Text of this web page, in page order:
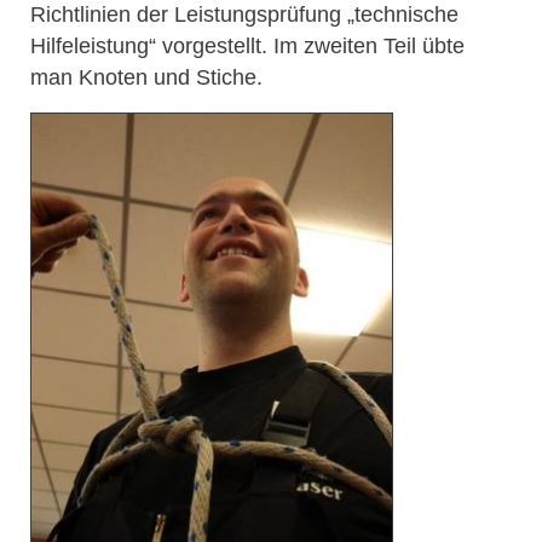
Richtlinien der Leistungsprüfung „technische
Hilfeleistung“ vorgestellt. Im zweiten Teil übte
man Knoten und Stiche.